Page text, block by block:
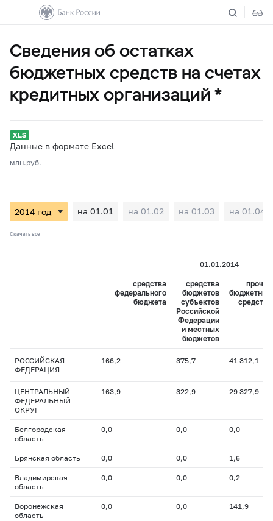
Сведения об остатках
бюджетных средств на счетах
кредитных организаций *
Данные в формате Excel
млн.руб.
на 01.01 на 01.02 на 01.03 на 01.04
Скачать все
01.01.2014
средства
федерального
бюджета
средства
бюджетов
субъектов
Российской
Федерации
и местных
бюджетов
прочие
бюджетные
средства
РОССИЙСКАЯ
ФЕДЕРАЦИЯ
166,2 375,7 41 312,1
ЦЕНТРАЛЬНЫЙ
ФЕДЕРАЛЬНЫЙ
ОКРУГ
163,9 322,9 29 327,9
Белгородская
область
0,0 0,0 0,0
Брянская область 0,0 0,0 1,6
Владимирская
область
0,0 0,0 0,2
Воронежская
область
0,0 0,0 141,9